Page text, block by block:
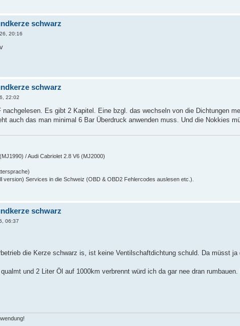
schwarz
20:16
schwarz
22:02
nachgelesen. Es gibt 2 Kapitel. Eine bzgl. das wechseln von die Dichtungen
auch das man minimal 6 Bar Überdruck anwenden muss. Und die Nokkies
/ Audi Cabriolet 2.8 V6 (MJ2000)
version) Services in die Schweiz (OBD & OBD2 Fehlercodes auslesen etc.).
schwarz
06:37
die Kerze schwarz is, ist keine Ventilschaftdichtung schuld. Da müsst
und 2 Liter Öl auf 1000km verbrennt würd ich da gar nee dran